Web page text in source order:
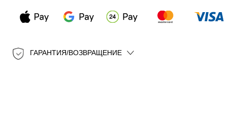
ГАРАНТИЯ/ВОЗВРАЩЕНИЕ